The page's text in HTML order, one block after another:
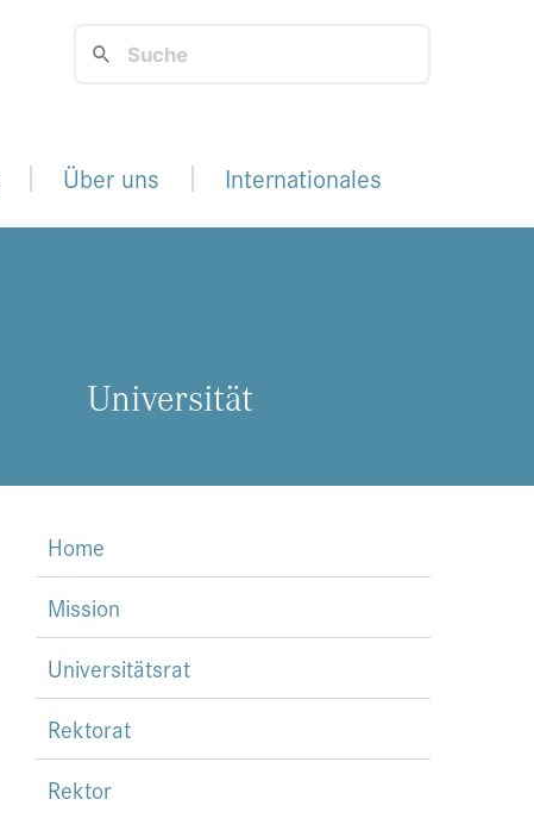
Über uns Internationales
Uni­ver­si­tät
Home
Mission
Universitätsrat
Rektorat
Rektor